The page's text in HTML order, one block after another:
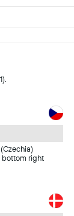
bottom right